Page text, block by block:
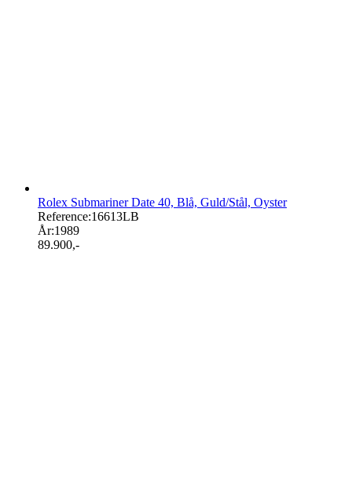
Rolex Submariner Date 40, Blå, Guld/Stål, Oyster
Reference:16613LB
År:1989
89.900,-